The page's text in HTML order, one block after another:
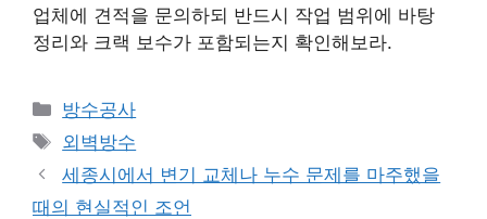
업체에 견적을 문의하되 반드시 작업 범위에 바탕
정리와 크랙 보수가 포함되는지 확인해보라.
카
테
고
리
방수공사
태
그
외벽방수
세종시에서 변기 교체나 누수 문제를 마주했을
때의 현실적인 조언